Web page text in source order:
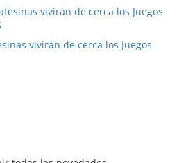
vivirán de cerca los Juegos